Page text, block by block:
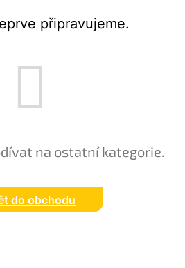
připravujeme.
na ostatní kategorie.
do obchodu